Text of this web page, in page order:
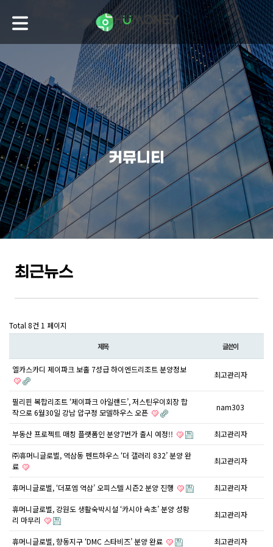
커뮤니티
최근뉴스
Total 8건 1 페이지
제목 글쓴이
엘카스카디 제이파크 보홀 7성급 하이엔드리조트 분양정보
최고관리자
필리핀 복합리조트 ‘제이파크 아일랜드’, 저스틴우이회장 합
작으로 6월30일 강남 압구정 모델하우스 오픈
nam303
부동산 프로젝트 매칭 플랫폼인 분양7번가 출시 예정!! 최고관리자
㈜휴머니글로벌, 역삼동 펜트하우스 ‘더 갤러리 832’ 분양 완
료
최고관리자
휴머니글로벌, ‘더포엠 역삼’ 오피스텔 시즌2 분양 진행 최고관리자
휴머니글로벌, 강원도 생활숙박시설 ‘카시아 속초’ 분양 성황
리 마무리
최고관리자
휴머니글로벌, 향동지구 ‘DMC 스타비즈’ 분양 완료 최고관리자